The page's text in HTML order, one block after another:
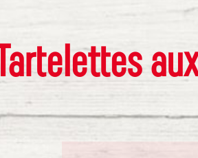
Tartelettes